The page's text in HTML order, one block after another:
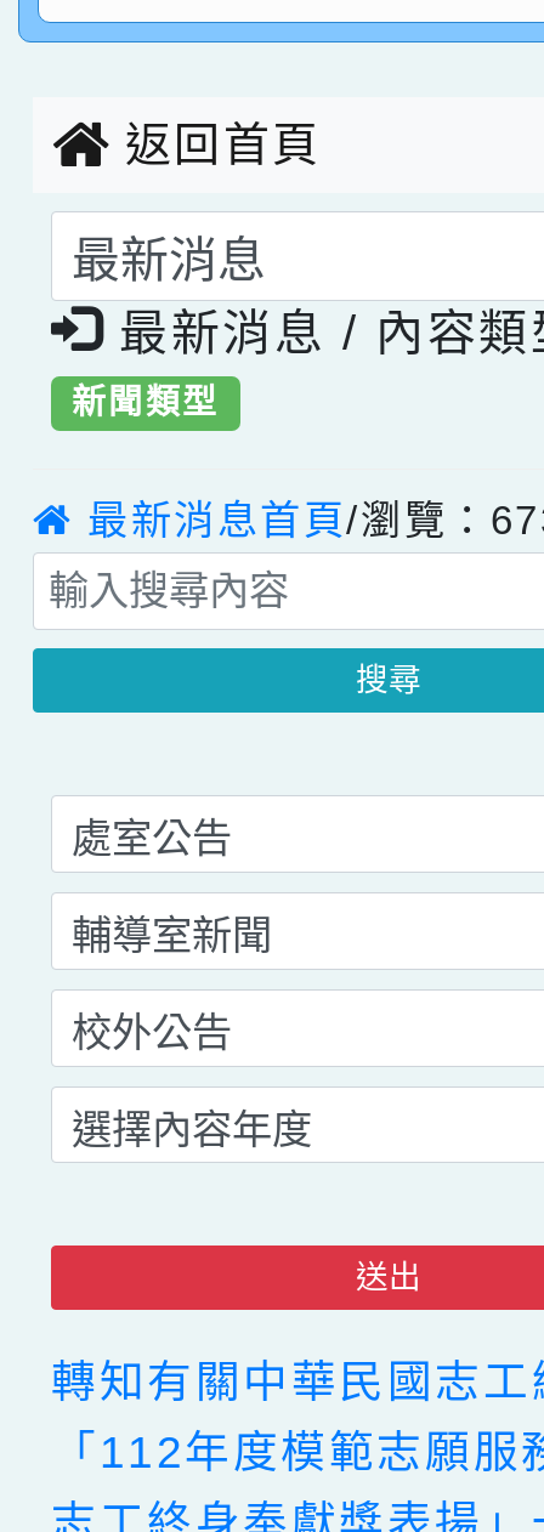
返回首頁
選擇後頁面內容會更
最新消息 / 內容類
新聞類型
最新消息首頁/瀏覽：
搜尋
送出
轉知有關中華民國志
「112年度模範志願服